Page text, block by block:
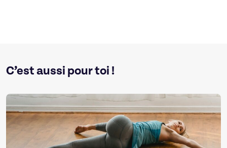
C’est aussi pour toi !